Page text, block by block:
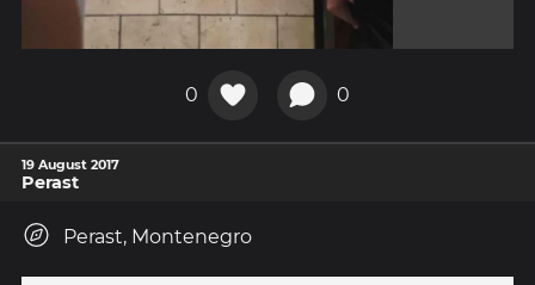
0 0
19 August 2017
Perast
Perast, Montenegro